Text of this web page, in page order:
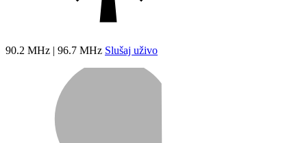
90.2 MHz | 96.7 MHz Slušaj uživo